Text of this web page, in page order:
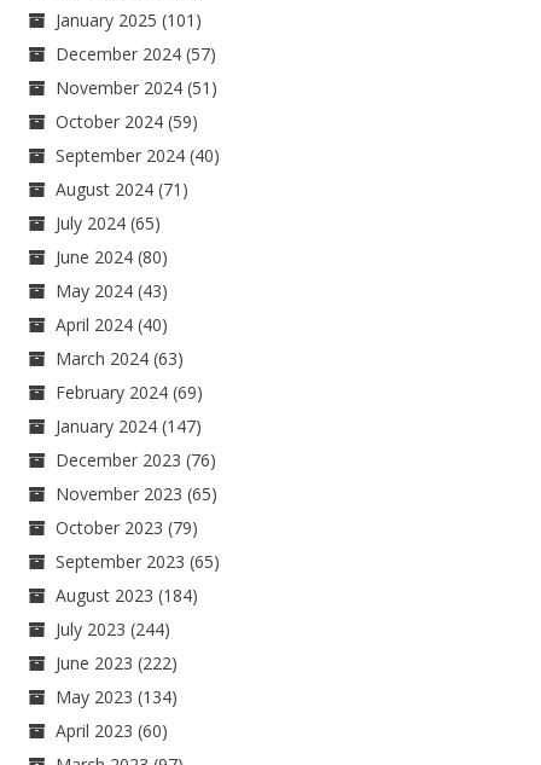
January 2025 (101)
December 2024 (57)
November 2024 (51)
October 2024 (59)
September 2024 (40)
August 2024 (71)
July 2024 (65)
June 2024 (80)
May 2024 (43)
April 2024 (40)
March 2024 (63)
February 2024 (69)
January 2024 (147)
December 2023 (76)
November 2023 (65)
October 2023 (79)
September 2023 (65)
August 2023 (184)
July 2023 (244)
June 2023 (222)
May 2023 (134)
April 2023 (60)